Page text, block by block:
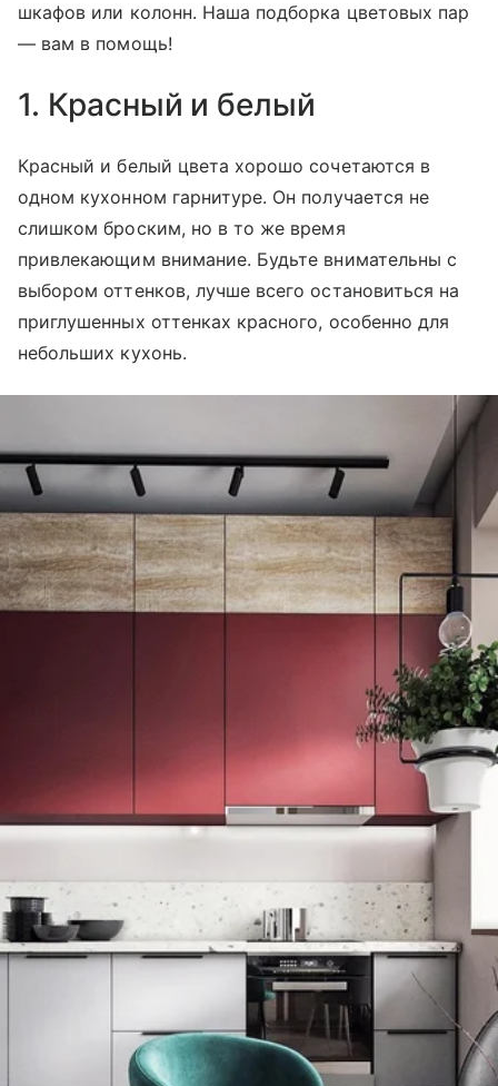
шкафов или колонн. Наша подборка цветовых пар
— вам в помощь!
1. Красный и белый
Красный и белый цвета хорошо сочетаются в
одном кухонном гарнитуре. Он получается не
слишком броским, но в то же время
привлекающим внимание. Будьте внимательны с
выбором оттенков, лучше всего остановиться на
приглушенных оттенках красного, особенно для
небольших кухонь.